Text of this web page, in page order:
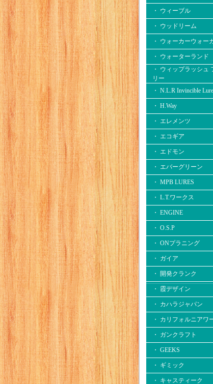
・ ウィーブル
・ ウッドリーム
・ ウォーカーウォー
・ ウォーターランド
・ ウィップラッシュ
リー
・ N.L.R Invincible
・ H.Way
・ エレメンツ
・ エコギア
・ エドモン
・ エバーグリーン
・ MPB LURES
・ L.T.ワークス
・ ENGINE
・ O.S.P
・ ONプラニング
・ ガイア
・ 開発クランク
・ 霞デザイン
・ カハラジャパン
・ カリフォルニアワ
・ ガンクラフト
・ GEEKS
・ ギミック
・ キャスティーク